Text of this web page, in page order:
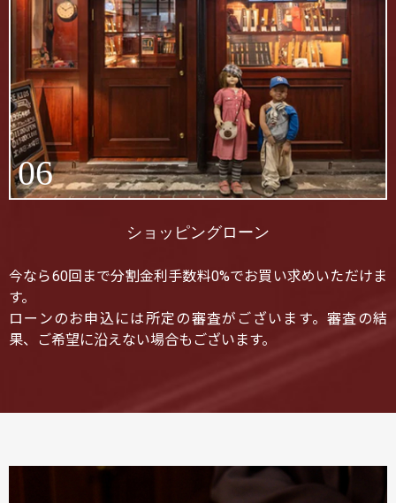
06
ショッピングローン
今なら60回まで分割金利手数料0%でお買い求めいただけま
す。
ローンのお申込には所定の審査がございます。審査の結
果、ご希望に沿えない場合もございます。